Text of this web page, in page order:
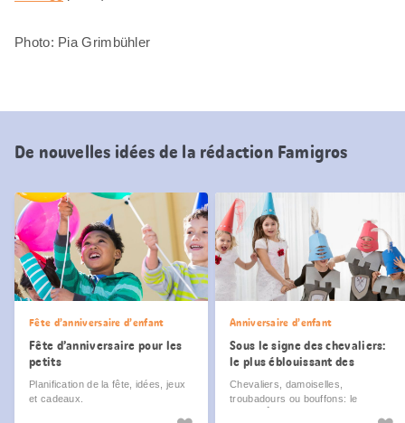
Photo: Pia Grimbühler
De nouvelles idées de la rédaction Famigros
Fête d’anniversaire d’enfant
Fête d’anniversaire pour les
petits
Planification de la fête, idées, jeux
et cadeaux.
Anniversaire d’enfant
Sous le signe des chevaliers:
le plus éblouissant des
costumes
Chevaliers, damoiselles,
troubadours ou bouffons: le